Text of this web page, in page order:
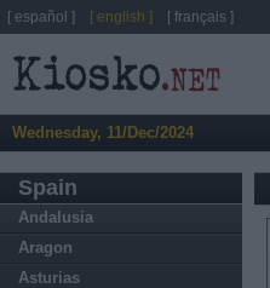
Wednesday, 11/Dec/2024
Spain
Andalusia
Aragon
Asturias
[ español ] [ english ] [ français ]